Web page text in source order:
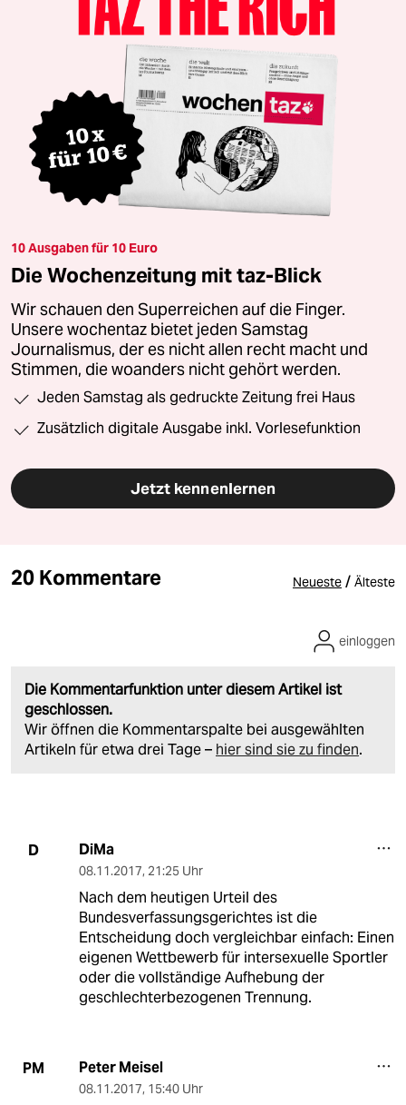
10 Ausgaben für 10 Euro
Die Wochenzeitung mit taz-Blick
Wir schauen den Superreichen auf die Finger.
Unsere wochentaz bietet jeden Samstag
Journalismus, der es nicht allen recht macht und
Stimmen, die woanders nicht gehört werden.
Jeden Samstag als gedruckte Zeitung frei Haus
Zusätzlich digitale Ausgabe inkl. Vorlesefunktion
Jetzt kennenlernen
20 Kommentare Neueste / Älteste
Die Kommentarfunktion unter diesem Artikel ist
geschlossen.
Wir öffnen die Kommentarspalte bei ausgewählten
Artikeln für etwa drei Tage – hier sind sie zu finden.
einloggen
D DiMa
08.11.2017, 21:25 Uhr
Nach dem heutigen Urteil des
Bundesverfassungsgerichtes ist die
Entscheidung doch vergleichbar einfach: Einen
eigenen Wettbewerb für intersexuelle Sportler
oder die vollständige Aufhebung der
geschlechterbezogenen Trennung.
PM Peter Meisel
08.11.2017, 15:40 Uhr